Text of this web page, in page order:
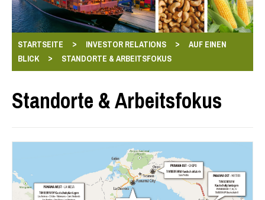
STARTSEITE > INVESTOR RELATIONS >
AUF EINEN
BLICK
> STANDORTE & ARBEITSFOKUS
Standorte & Arbeitsfokus